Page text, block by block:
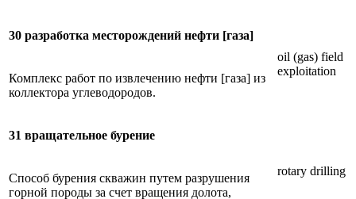
30 разработка месторождений нефти [газа]
oil (gas) field
exploitation
Комплекс работ по извлечению нефти [газа] из
коллектора углеводородов.
31 вращательное бурение
rotary drilling
Способ бурения скважин путем разрушения
горной породы за счет вращения долота,